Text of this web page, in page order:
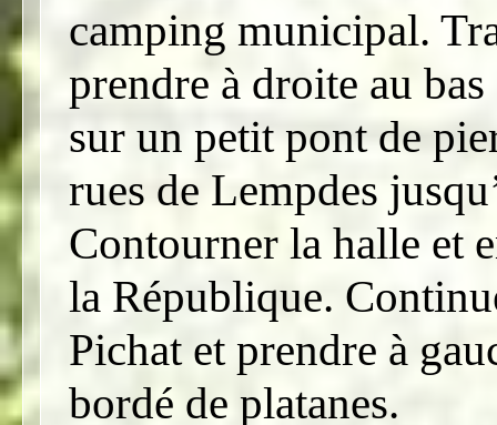
camping municipal.
prendre à droite au
sur un petit pont de
rues de Lempdes
Contourner la halle et
la République.
Pichat et prendre à
bordé de platanes.